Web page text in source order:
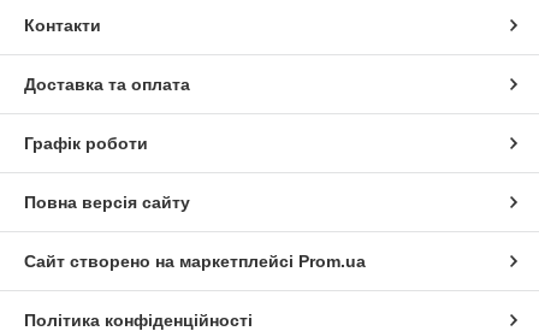
Контакти
Доставка та оплата
Графік роботи
Повна версія сайту
Сайт створено на маркетплейсі Prom.ua
Політика конфіденційності